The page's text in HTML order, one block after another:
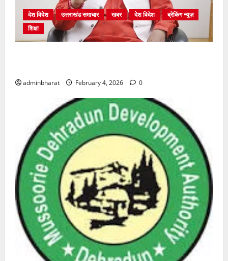
देश विदेश उत्तराखंड समाचार खबर देश विदेश
ब्रेकिंग न्यूज़
शिक्षा
adminbharat February 4, 2026 0